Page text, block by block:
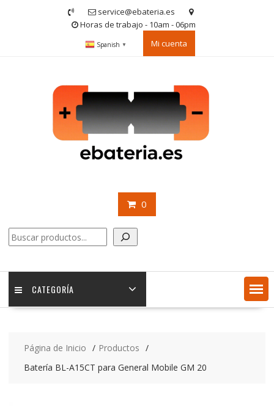
service@ebateria.es
Horas de trabajo - 10am - 06pm
Spanish ▼ Mi cuenta
0
Buscar
CATEGORÍA
Página de Inicio
Productos
Batería BL-A15CT para General Mobile GM 20